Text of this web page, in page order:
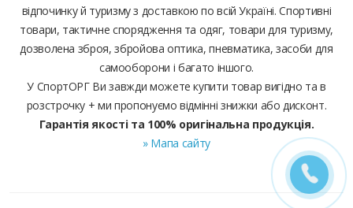
відпочинку й туризму з доставкою по всій Україні. Спортивні
товари, тактичне спорядження та одяг, товари для туризму,
дозволена зброя, збройова оптика, пневматика, засоби для
самооборони і багато іншого.
У СпортОРГ Ви завжди можете купити товар вигідно та в
розстрочку + ми пропонуємо відмінні знижки або дисконт.
Гарантія якості та 100% оригінальна продукція.
» Мапа сайту